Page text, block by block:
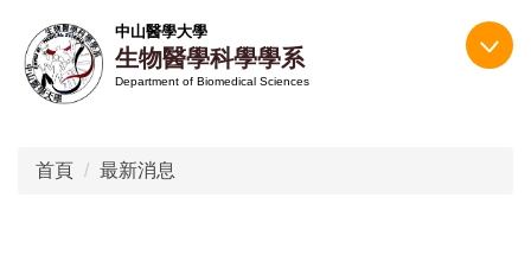
到
主
中山醫學大學
生物醫學科學學系
Department of Biomedical Sciences
首頁 最新消息